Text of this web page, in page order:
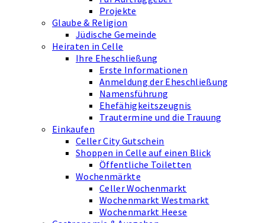
Projekte
Glaube & Religion
Jüdische Gemeinde
Heiraten in Celle
Ihre Eheschließung
Erste Informationen
Anmeldung der Eheschließung
Namensführung
Ehefähigkeits­zeugnis
Trautermine und die Trauung
Einkaufen
Celler City Gutschein
Shoppen in Celle auf einen Blick
Öffentliche Toiletten
Wochenmärkte
Celler Wochenmarkt
Wochenmarkt Westmarkt
Wochenmarkt Heese